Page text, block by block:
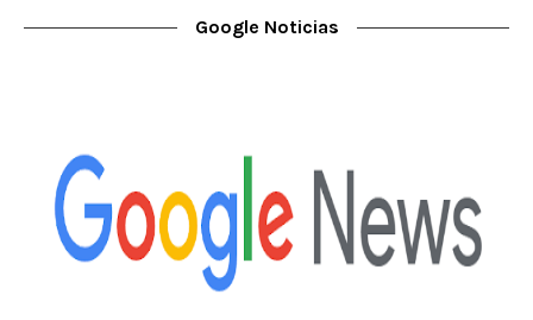
Google Noticias